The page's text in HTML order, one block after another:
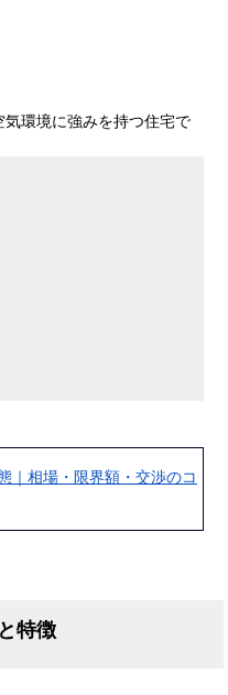
環境に強みを持つ住宅で
｜相場・限界額・交渉のコ
特徴